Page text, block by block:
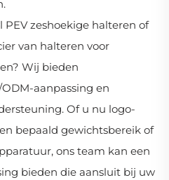
zeshoekige halteren of
van halteren voor
Wij bieden
aanpassing en
Of u nu logo-
bepaald gewichtsbereik of
ons team kan een
bieden die aansluit bij uw